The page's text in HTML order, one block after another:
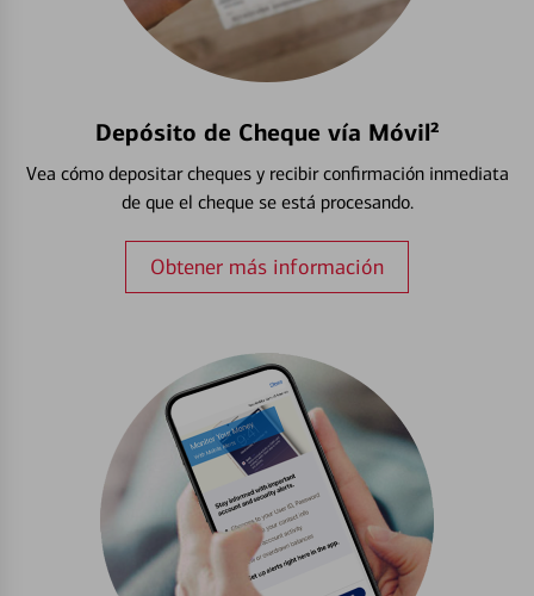
Depósito de Cheque vía Móvil²
Vea cómo depositar cheques y recibir confirmación inmediata
de que el cheque se está procesando.
Obtener más información